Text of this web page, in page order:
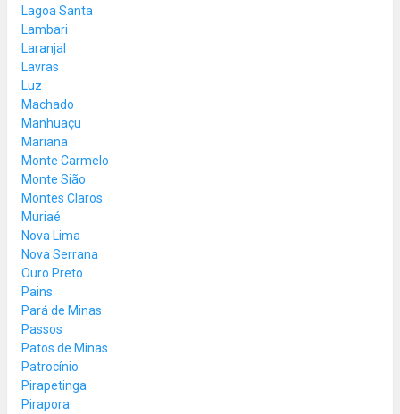
Lagoa Santa
Lambari
Laranjal
Lavras
Luz
Machado
Manhuaçu
Mariana
Monte Carmelo
Monte Sião
Montes Claros
Muriaé
Nova Lima
Nova Serrana
Ouro Preto
Pains
Pará de Minas
Passos
Patos de Minas
Patrocínio
Pirapetinga
Pirapora